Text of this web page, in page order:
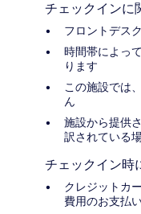
チェックインに
フロントデス
時間帯によっ
ります
この施設では
ん
施設から提供
訳されている
チェックイン時
クレジットカ
費用のお支払